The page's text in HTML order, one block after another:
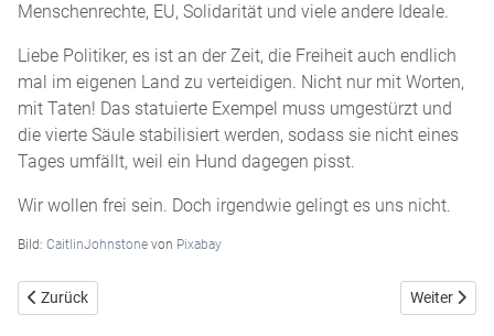
Menschenrechte, EU, Solidarität und viele andere Ideale.
Liebe Politiker, es ist an der Zeit, die Freiheit auch endlich
mal im eigenen Land zu verteidigen. Nicht nur mit Worten,
mit Taten! Das statuierte Exempel muss umgestürzt und
die vierte Säule stabilisiert werden, sodass sie nicht eines
Tages umfällt, weil ein Hund dagegen pisst.
Wir wollen frei sein. Doch irgendwie gelingt es uns nicht.
Bild: CaitlinJohnstone von Pixabay
Vorheriger Beitrag: Fakten schaffen - ein Nachtrag
Zurück Nächster
Weiter